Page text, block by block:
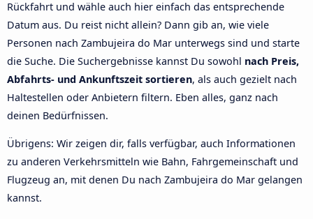
Rückfahrt und wähle auch hier einfach das entsprechende
Datum aus. Du reist nicht allein? Dann gib an, wie viele
Personen nach Zambujeira do Mar unterwegs sind und starte
die Suche. Die Suchergebnisse kannst Du sowohl nach Preis,
Abfahrts- und Ankunftszeit sortieren, als auch gezielt nach
Haltestellen oder Anbietern filtern. Eben alles, ganz nach
deinen Bedürfnissen.
Übrigens: Wir zeigen dir, falls verfügbar, auch Informationen
zu anderen Verkehrsmitteln wie Bahn, Fahrgemeinschaft und
Flugzeug an, mit denen Du nach Zambujeira do Mar gelangen
kannst.